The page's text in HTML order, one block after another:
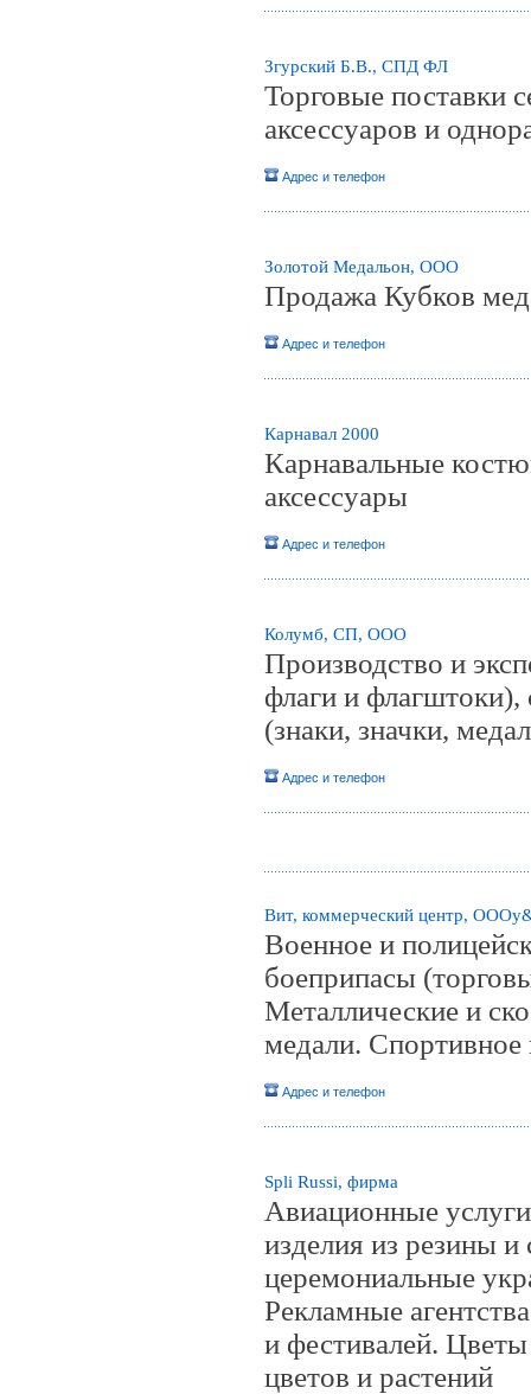
Згурский Б.В., СПД ФЛ
Торговые поставки
аксессуаров и
Адрес и телефон
Золотой Медальон, ООО
Продажа Кубков
Адрес и телефон
Карнавал 2000
Карнавальные
аксессуары
Адрес и телефон
Колумб, СП, ООО
Производство и
флаги и флагштоки),
(знаки, значки,
Адрес и телефон
Вит, коммерческий центр,
Военное и
боеприпасы
Металлические и
медали. Спортивное
Адрес и телефон
Spli Russi, фирма
Авиационные
изделия из резины
церемониальные
Рекламные
и фестивалей.
цветов и растений